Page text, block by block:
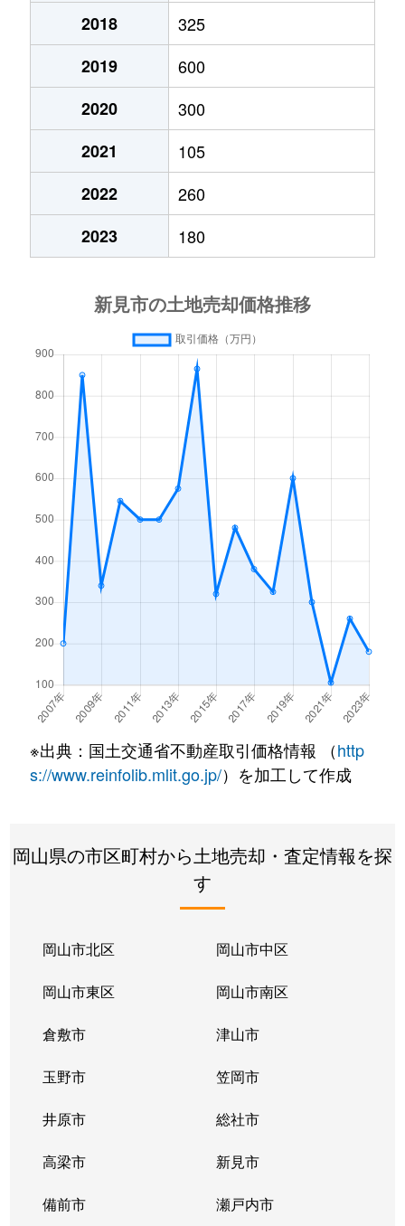
2018
325
2019
600
2020
300
2021
105
2022
260
2023
180
※出典：国土交通省不動産取引価格情報 （http
s://www.reinfolib.mlit.go.jp/）を加工して作成
岡山県の市区町村から土地売却・査定情報を探
す
岡山市北区 岡山市中区
岡山市東区 岡山市南区
倉敷市 津山市
玉野市 笠岡市
井原市 総社市
高梁市 新見市
備前市 瀬戸内市